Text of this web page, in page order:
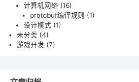
计算机网络 (16)
protobuf编译规则 (1)
设计模式 (1)
未分类 (4)
游戏开发 (7)